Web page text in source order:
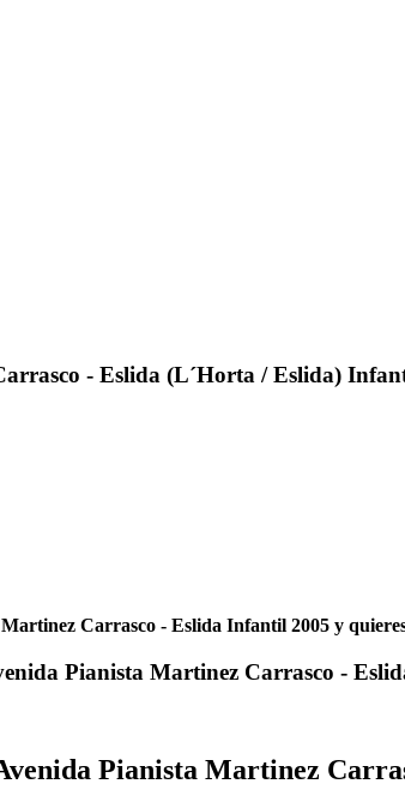
- Eslida (L´Horta / Eslida)
Carrasco - Eslida Infantil 2005 y
Pianista Martinez Carrasco -
Pianista Martinez